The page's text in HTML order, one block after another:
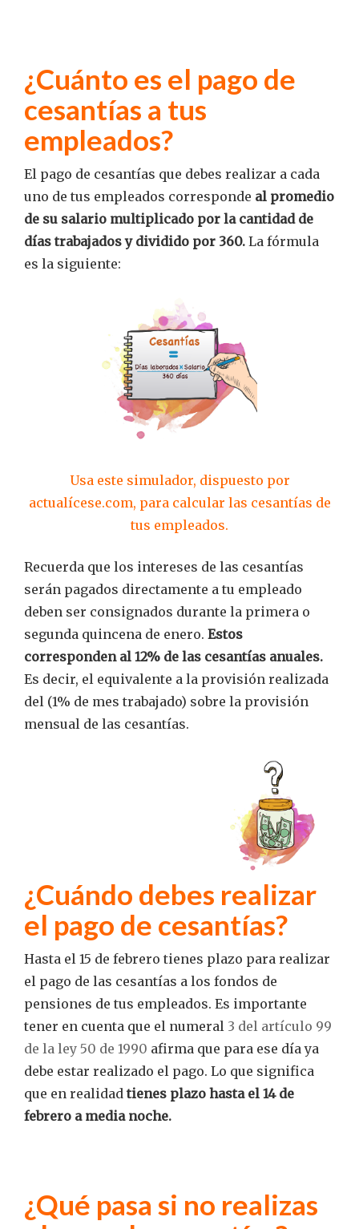
¿Cuánto es el pago de
cesantías a tus
empleados?
El pago de cesantías que debes realizar a cada
uno de tus empleados corresponde al promedio
de su salario multiplicado por la cantidad de
días trabajados y dividido por 360. La fórmula
es la siguiente:
Usa este simulador, dispuesto por
actualícese.com, para calcular las cesantías de
tus empleados.
Recuerda que los intereses de las cesantías
serán pagados directamente a tu empleado
deben ser consignados durante la primera o
segunda quincena de enero. Estos
corresponden al 12% de las cesantías anuales.
Es decir, el equivalente a la provisión realizada
del (1% de mes trabajado) sobre la provisión
mensual de las cesantías.
¿Cuándo debes realizar
el pago de cesantías?
Hasta el 15 de febrero tienes plazo para realizar
el pago de las cesantías a los fondos de
pensiones de tus empleados. Es importante
tener en cuenta que el numeral 3 del artículo 99
de la ley 50 de 1990 afirma que para ese día ya
debe estar realizado el pago. Lo que significa
que en realidadtienes plazo hasta el 14 de
febrero a media noche.
¿Qué pasa si no realizas